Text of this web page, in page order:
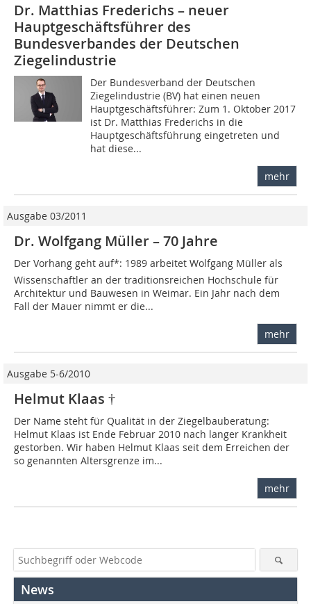
Dr. Matthias Frederichs – neuer
Hauptgeschäftsführer des
Bundesverbandes der Deutschen
Ziegelindustrie
Der Bundesverband der Deutschen
Ziegelindustrie (BV) hat einen neuen
Hauptgeschäftsführer: Zum 1. Oktober 2017
ist Dr. Matthias Frederichs in die
Hauptgeschäftsführung eingetreten und
hat diese...
mehr
Ausgabe 03/2011
Dr. Wolfgang Müller – 70 Jahre
Der Vorhang geht auf*: 1989 arbeitet Wolfgang Müller als
Wissenschaftler an der traditionsreichen Hochschule für
Architektur und Bauwesen in Weimar. Ein Jahr nach dem
Fall der Mauer nimmt er die...
mehr
Ausgabe 5-6/2010
Helmut Klaas †
Der Name steht für Qualität in der Ziegelbauberatung:
Helmut Klaas ist Ende Februar 2010 nach langer Krankheit
gestorben. Wir haben Helmut Klaas seit dem Erreichen der
so genannten Altersgrenze im...
mehr
News